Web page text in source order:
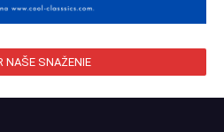
NAŠE SNAŽENIE